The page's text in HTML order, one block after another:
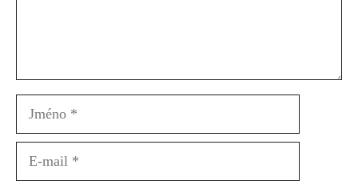
Jméno